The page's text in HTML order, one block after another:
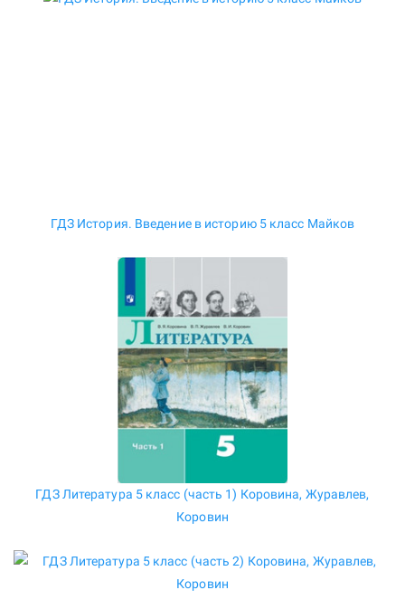
ГДЗ История. Введение в историю 5 класс Майков
ГДЗ Литература 5 класс (часть 1) Коровина, Журавлев,
Коровин